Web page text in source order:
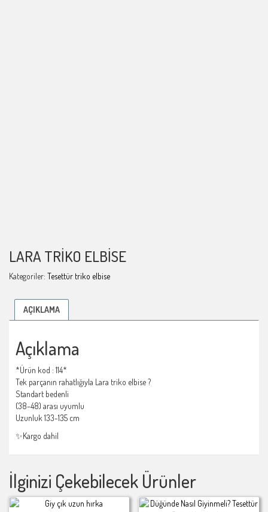
LARA TRIKO ELBISE
Kategoriler: Tesettür triko elbise
AÇIKLAMA
Açıklama
*Ürün kod : 114*
Tek parçanın rahatlığıyla Lara triko elbise ?
Standart bedenli
(38-48) arası uyumlu
Uzunluk 133-135 cm
✨Kargo dahil
İlginizi Çekebilecek Ürünler